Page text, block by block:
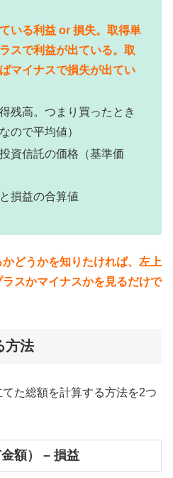
いる利益 or 損失。取得単
スで利益が出ている。取
マイナスで損失が出てい
残高。つまり買ったとき
ので平均値）
資信託の価格（基準価
損益の合算値
どうかを知りたければ、左上
スかマイナスかを見るだけで
方法
た総額を計算する方法を2つ
額） – 損益